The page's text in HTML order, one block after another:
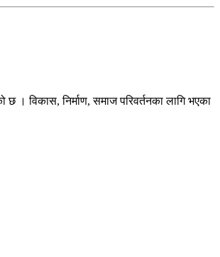
छ । विकास, निर्माण, समाज परिवर्तनका लागि भएका